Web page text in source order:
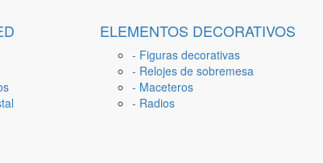
ELEMENTOS DECORATIVOS
- Figuras decorativas
- Relojes de sobremesa
- Maceteros
- Radios